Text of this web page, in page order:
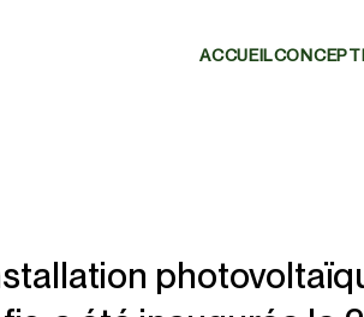
ACCUEILCONCEPT